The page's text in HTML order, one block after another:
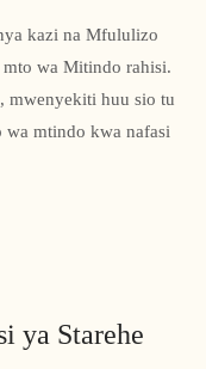
kazi na Mfululizo
wa Mitindo rahisi.
mwenyekiti huu sio tu
wa mtindo kwa nafasi
ya Starehe